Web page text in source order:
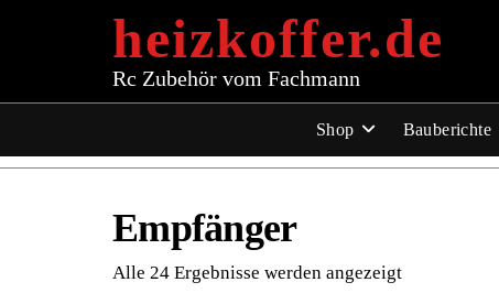
heizkoffer.de
Rc Zubehör vom Fachmann
Shop Bauberichte
Empfänger
Alle 24 Ergebnisse werden angezeigt